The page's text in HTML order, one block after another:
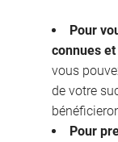
Pour
connues
vous
de votre
Pour